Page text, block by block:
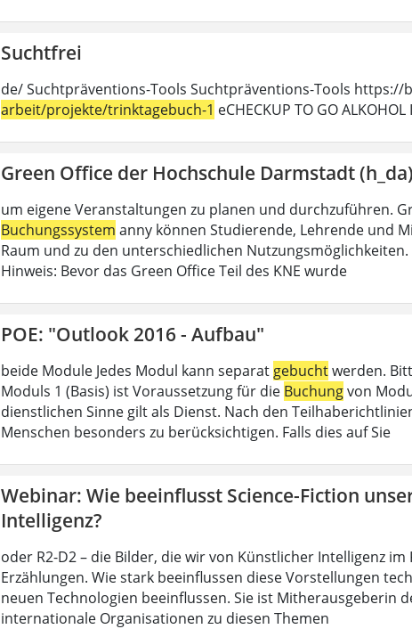
Suchtfrei
de/ Suchtpräventions-Tools Suchtpräventions-Tools https://
arbeit/projekte/trinktagebuch-1 eCHECKUP TO GO
Green Office der Hochschule Darmstadt (h_da)
um eigene Veranstaltungen zu planen und durchzuführen.
Buchungssystem anny können Studierende, Lehrende und
Raum und zu den unterschiedlichen Nutzungsmöglichkeiten.
Hinweis: Bevor das Green Office Teil des KNE wurde
POE: "Outlook 2016 - Aufbau"
beide Module Jedes Modul kann separat gebuchtwerden.
Moduls 1 (Basis) ist Voraussetzung für die Buchungvon
dienstlichen Sinne gilt als Dienst. Nach den
Menschen besonders zu berücksichtigen. Falls dies auf Sie
Webinar: Wie beeinflusst Science-Fiction
Intelligenz?
oder R2-D2 – die Bilder, die wir von Künstlicher Intelligenz
Erzählungen. Wie stark beeinflussen diese Vorstellungen
neuen Technologien beeinflussen. Sie ist Mitherausgeberin
internationale Organisationen zu diesen Themen